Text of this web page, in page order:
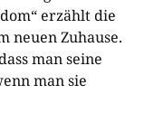
erzählt die
neuen Zuhause.
man seine
man sie